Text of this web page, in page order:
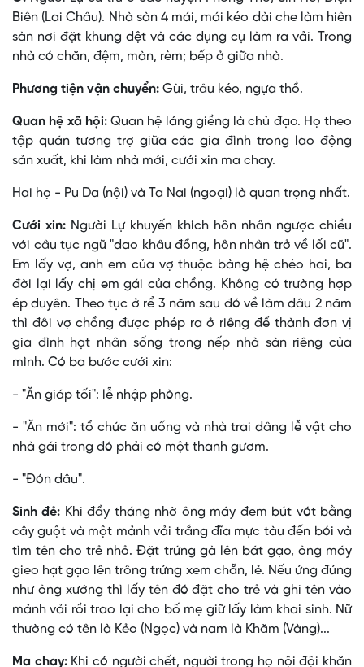
Biên (Lai Châu). Nhà sàn 4 mái, mái kéo dài che làm hiên
sàn nơi đặt khung dệt và các dụng cụ làm ra vải. Trong
nhà có chăn, đệm, màn, rèm; bếp ở giữa nhà.
Phương tiện vận chuyển: Gùi, trâu kéo, ngựa thồ.
Quan hệ xã hội: Quan hệ láng giềng là chủ đạo. Họ theo
tập quán tương trợ giữa các gia đình trong lao động
sản xuất, khi làm nhà mới, cưới xin ma chay.
Hai họ - Pu Da (nội) và Ta Nai (ngoại) là quan trọng nhất.
Cưới xin: Người Lự khuyến khích hôn nhân ngược chiều
với câu tục ngữ "dao khâu đồng, hôn nhân trở về lối cũ".
Em lấy vợ, anh em của vợ thuộc bàng hệ chéo hai, ba
đời lại lấy chị em gái của chồng. Không có trường hợp
ép duyên. Theo tục ở rể 3 năm sau đó về làm dâu 2 năm
thì đôi vợ chồng được phép ra ở riêng để thành đơn vị
gia đình hạt nhân sống trong nếp nhà sàn riêng của
mình. Có ba bước cưới xin:
- "Ăn giáp tối": lễ nhập phòng.
- "Ăn mới": tổ chức ăn uống và nhà trai dâng lễ vật cho
nhà gái trong đó phải có một thanh gươm.
- "Ðón dâu".
Sinh đẻ: Khi đầy tháng nhờ ông máy đem bút vót bằng
cây guột và một mảnh vải trắng đĩa mực tàu đến bói và
tìm tên cho trẻ nhỏ. Ðặt trứng gà lên bát gạo, ông máy
gieo hạt gạo lên trông trứng xem chẵn, lẻ. Nếu ứng đúng
như ông xướng thì lấy tên đó đặt cho trẻ và ghi tên vào
mảnh vải rồi trao lại cho bố mẹ giữ lấy làm khai sinh. Nữ
thường có tên là Kẻo (Ngọc) và nam là Khăm (Vàng)...
Ma chay: Khi có người chết, người trong họ nội đội khăn